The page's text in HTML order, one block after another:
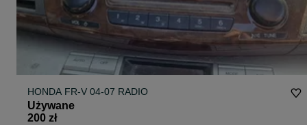
HONDA FR-V 04-07 RADIO
Używane
200 zł